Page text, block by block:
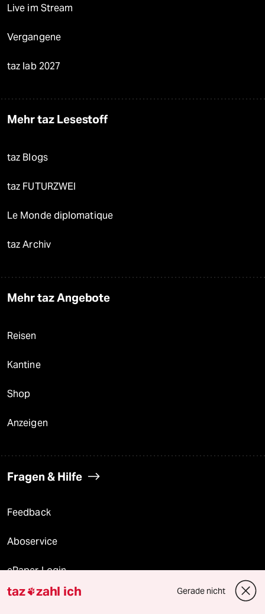
Live im Stream
Vergangene
taz lab 2027
Mehr taz Lesestoff
taz Blogs
taz FUTURZWEI
Le Monde diplomatique
taz Archiv
Mehr taz Angebote
Reisen
Kantine
Shop
Anzeigen
Fragen & Hilfe
Feedback
Aboservice
ePaper Login
Downloads für Abonnierende
taz zahl ich Gerade nicht